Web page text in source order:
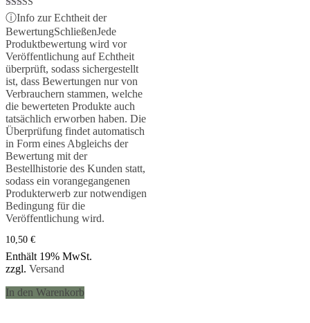
Bewertet mit
5.00
von 5
ⓘInfo zur Echtheit der
BewertungSchließenJede
Produktbewertung wird vor
Veröffentlichung auf Echtheit
überprüft, sodass sichergestellt
ist, dass Bewertungen nur von
Verbrauchern stammen, welche
die bewerteten Produkte auch
tatsächlich erworben haben. Die
Überprüfung findet automatisch
in Form eines Abgleichs der
Bewertung mit der
Bestellhistorie des Kunden statt,
sodass ein vorangegangenen
Produkterwerb zur notwendigen
Bedingung für die
Veröffentlichung wird.
10,50 €
Enthält 19% MwSt.
zzgl. Versand
In den Warenkorb